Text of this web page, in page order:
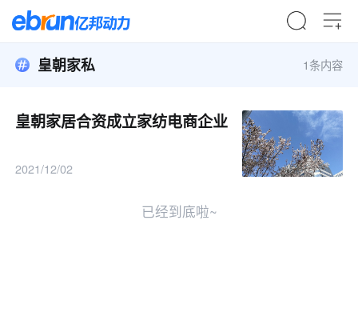
皇朝家私 1条内容
皇朝家居合资成立家纺电商企业
2021/12/02
已经到底啦~